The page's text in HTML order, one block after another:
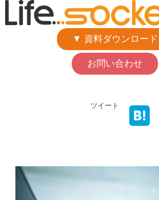
▼ 資料ダウンロード
お問い合わせ
Lifesocketについて
導入実績一覧
ツイート